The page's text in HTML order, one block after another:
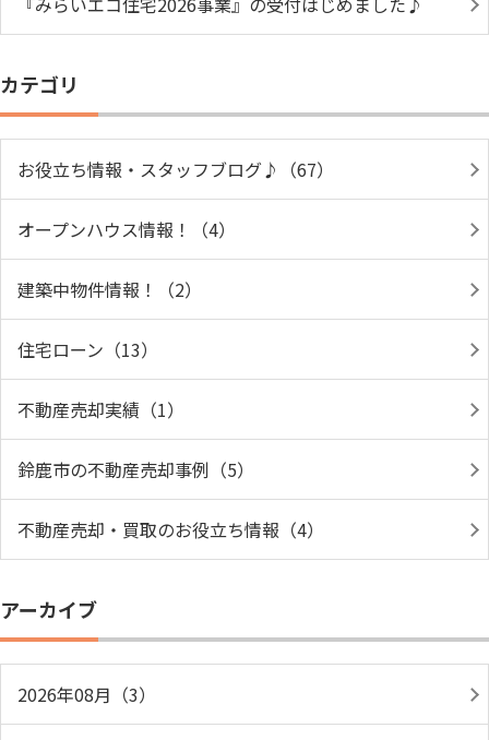
カテゴリ
お役立ち情報・スタッフブログ♪（67）
オープンハウス情報！（4）
建築中物件情報！（2）
住宅ローン（13）
不動産売却実績（1）
鈴鹿市の不動産売却事例（5）
不動産売却・買取のお役立ち情報（4）
アーカイブ
2026年08月（3）